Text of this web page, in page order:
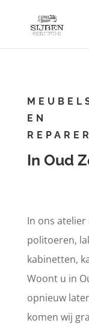
EN
In Oud
In ons
politoeren,
kabinetten,
Woont u in
opnieuw
komen wij